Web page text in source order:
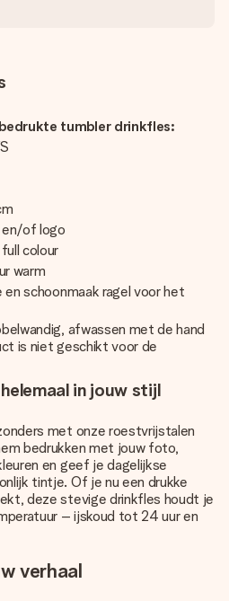
tumbler drinkfles:
of logo
colour
warm
schoonmaak ragel voor het
afwassen met de hand
is niet geschikt voor de
in jouw stijl
met onze roestvrijstalen
bedrukken met jouw foto,
en geef je dagelijkse
tintje. Of je nu een drukke
deze stevige drinkfles houdt je
– ijskoud tot 24 uur en
verhaal